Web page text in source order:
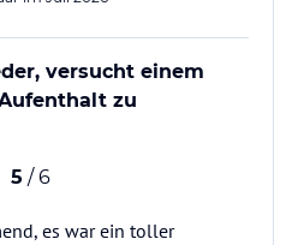
versucht einem
zu
5 / 6
es war ein toller